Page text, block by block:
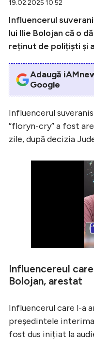
19.02.2025 10:52
Influencerul
lui Ilie Bolojan că o
reținut de polițiști și
Adaugă
Google
Influencerul
”floryn-cry” a fost
zile, după decizia
Influencereul
Bolojan, arestat
Influencerul care l-a
președintele
fost dus inițiat la